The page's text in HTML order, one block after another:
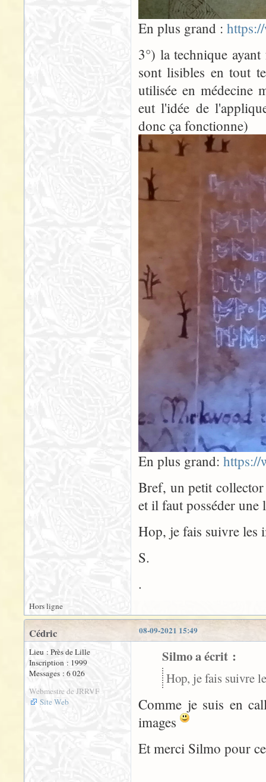
En plus grand :
3°) la technique
sont lisibles en tout
utilisée en médecine
eut l'idée de
donc ça fonctionne)
En plus grand:
Bref, un petit
et il faut posséder
Hop, je fais suivre les
S.
.
Hors ligne
08-09-2021 15:49
Cédric
Lieu : Près de Lille
Inscription : 1999
Messages : 6 026
Webmestre de JRRVF
Site Web
Silmo a écrit :
Hop, je fais suivre
Comme je suis en
images
Et merci Silmo pour